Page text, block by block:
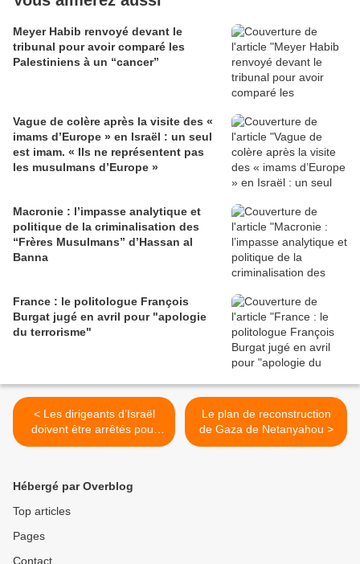
Meyer Habib renvoyé devant le
tribunal pour avoir comparé les
Palestiniens à un “cancer”
Vague de colère après la visite des «
imams d’Europe » en Israël : un seul
est imam. « Ils ne représentent pas
les musulmans d’Europe »
Macronie : l’impasse analytique et
politique de la criminalisation des
“Frères Musulmans” d’Hassan al
Banna
France : le politologue François
Burgat jugé en avril pour "apologie
du terrorisme"
< Les dirigeants d’Israël
doivent être arrêtés pour
crimes de guerre
Le plan de reconstruction
de Gaza de Netanyahou >
Hébergé par Overblog
Top articles
Pages
Contact